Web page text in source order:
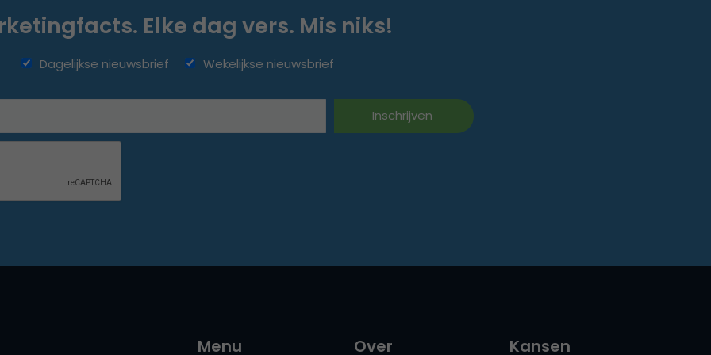
Elke dag vers. Mis niks!
Dagelijkse nieuwsbrief Wekelijkse nieuwsbrief
Menu Over Kansen